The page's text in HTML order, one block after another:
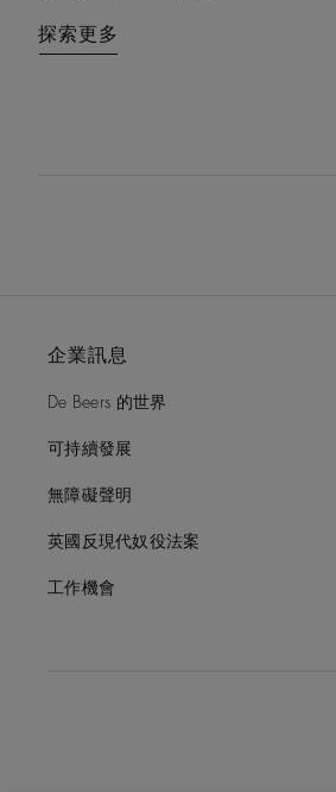
探索更多
探索更多
企業訊息
De Beers 的世界
可持續發展
無障礙聲明
英國反現代奴役法案
工作機會